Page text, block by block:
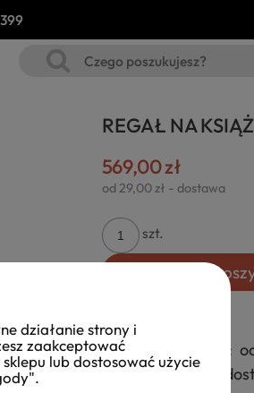
REGAŁ NA
569,00 zł
od 29,00 zł - dostawa
szt.
Do
Czas realizacji:
Dostępność:
działanie strony i
zaakceptować
lub dostosować użycie